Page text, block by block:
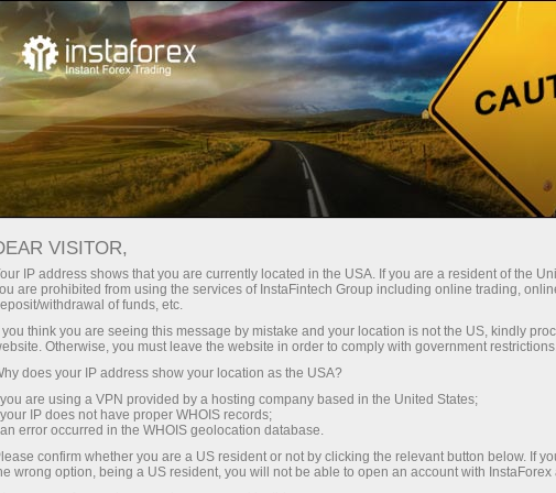
Ҳисоб-варағини тез очиш Савдо платформаси
Энди иш
бошлаётганлар
учун
Инвесторлар учун Ҳамкорлар учун
ТВ: календарь
тарифной игре
ҳисоб-варағини очиш
будет?
VISITOR,
IP address shows that you are currently located in the USA. If you are a resident of the
are prohibited from using the services of InstaFintech Group including online trading,
withdrawal of funds, etc.
you think you are seeing this message by mistake and your location is not the US, kindly
Otherwise, you must leave the website in order to comply with government
does your IP address show your location as the USA?
are using a VPN provided by a hosting company based in the United States;
IP does not have proper WHOIS records;
error occurred in the WHOIS geolocation database.
confirm whether you are a US resident or not by clicking the relevant button below. If
wrong option, being a US resident, you will not be able to open an account with InstaForex